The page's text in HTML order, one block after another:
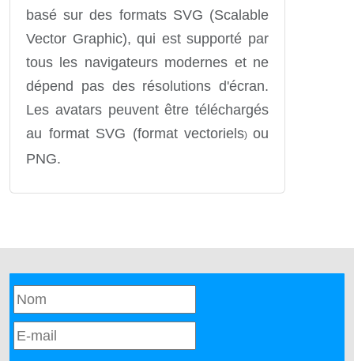
basé sur des formats SVG (Scalable
Vector Graphic), qui est supporté par
tous les navigateurs modernes et ne
dépend pas des résolutions d'écran.
Les avatars peuvent être téléchargés
au format SVG (format vectoriels)ou
PNG.